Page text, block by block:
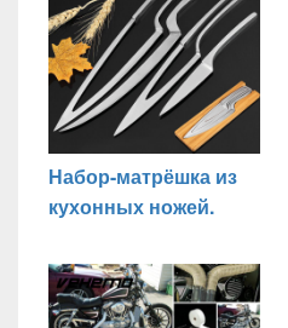
Набор-матрёшка из
кухонных ножей.